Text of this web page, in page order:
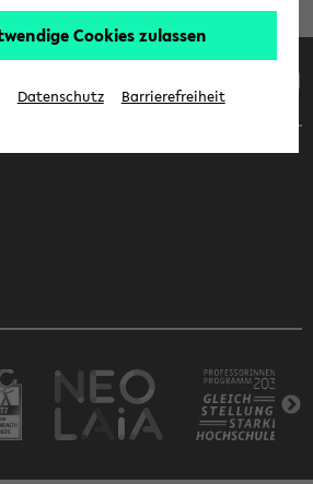
Facebook Instagram LinkedIn TikTok
Cookies zulassen
Datenschutz Barrierefreiheit